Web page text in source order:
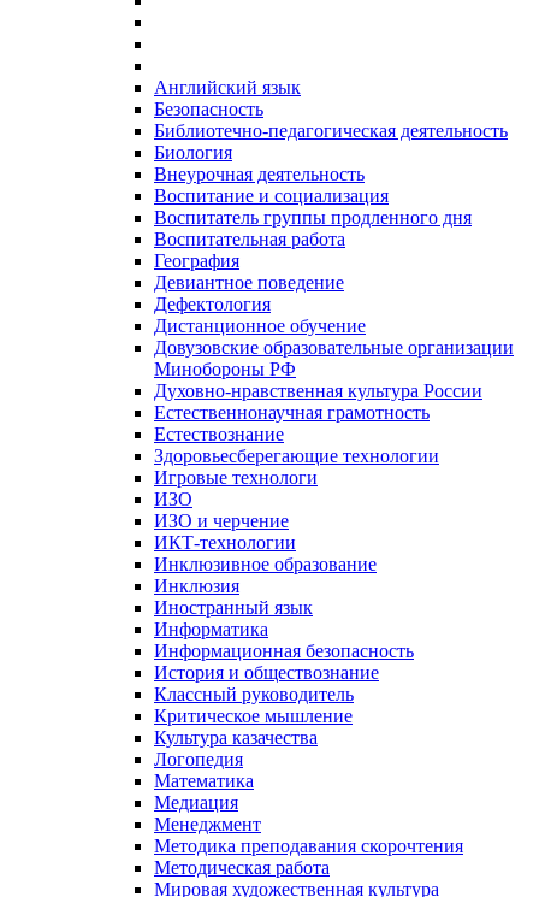
Английский язык
Безопасность
Библиотечно-педагогическая деятельность
Биология
Внеурочная деятельность
Воспитание и социализация
Воспитатель группы продленного дня
Воспитательная работа
География
Девиантное поведение
Дефектология
Дистанционное обучение
Довузовские образовательные организации
Минобороны РФ
Духовно‑нравственная культура России
Естественнонаучная грамотность
Естествознание
Здоровьесберегающие технологии
Игровые технологи
ИЗО
ИЗО и черчение
ИКТ-технологии
Инклюзивное образование
Инклюзия
Иностранный язык
Информатика
Информационная безопасность
История и обществознание
Классный руководитель
Критическое мышление
Культура казачества
Логопедия
Математика
Медиация
Менеджмент
Методика преподавания скорочтения
Методическая работа
Мировая художественная культура